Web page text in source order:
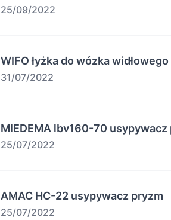
25/09/2022
WIFO łyżka do wózka widłowego
31/07/2022
MIEDEMA lbv160-70 usypywacz
25/07/2022
AMAC HC-22 usypywacz pryzm
25/07/2022